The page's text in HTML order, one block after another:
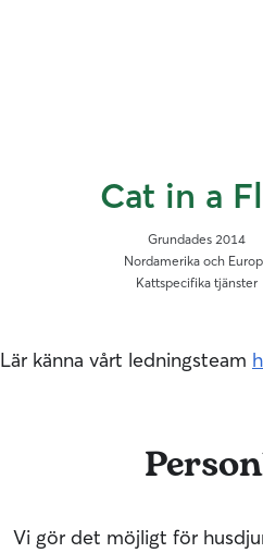
Cat in a
Grundades 2014
Nordamerika och
Kattspecifika tjänster
Lär känna vårt ledningsteam
Vi gör det möjligt för